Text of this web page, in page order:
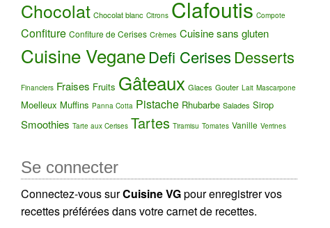
Chocolat Chocolat blanc Citrons Clafoutis Compote
Confiture Confiture de Cerises Crèmes Cuisine sans gluten
Cuisine VeganeDefi Cerises Desserts
Financiers Fraises Fruits Gâteaux Glaces Gouter Lait Mascarpone
Moelleux Muffins Panna Cotta Pistache Rhubarbe Salades Sirop
Smoothies Tarte aux Cerises Tartes Tiramisu Tomates Vanille Verrines
Se connecter
Connectez-vous surCuisine VGpour enregistrer vos
recettes préférées dans votre carnet de recettes.